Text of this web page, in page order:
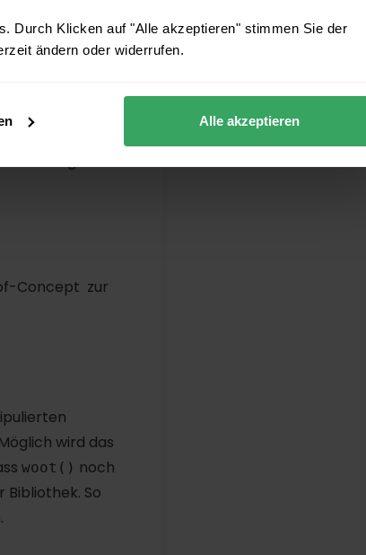
Durch Klicken auf "Alle akzeptieren" stimmen Sie der
ändern oder widerrufen.
Alle akzeptieren
bei
fehlerhafte
dann in
Concept zur
wird das
woot() noch
So